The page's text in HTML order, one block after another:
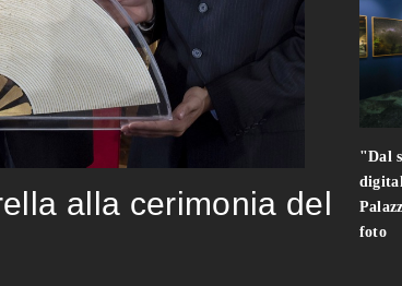
alla cerimonia del
"Dal
foto